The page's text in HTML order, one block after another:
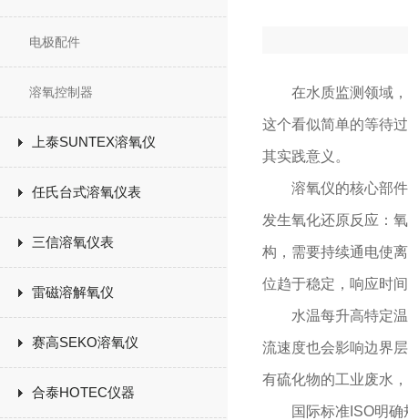
电极配件
溶氧控制器
上泰SUNTEX溶氧仪
任氏台式溶氧仪表
三信溶氧仪表
雷磁溶解氧仪
赛高SEKO溶氧仪
合泰HOTEC仪器
在水质监测领域，
这个看似简单的等待
其实践意义。
溶氧仪的核心部件
发生氧化还原反应：
构，需要持续通电使
位趋于稳定，响应时
水温每升高特定温
流速度也会影响边界
有硫化物的工业废水
国际标准ISO明确规